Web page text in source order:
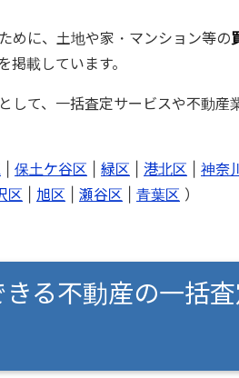
めに、土地や家・マンション等の
掲載しています。
して、一括査定サービスや不動産
保土ケ谷区 緑区 港北区 神奈
区 旭区 瀬谷区 青葉区 ）
る不動産の一括